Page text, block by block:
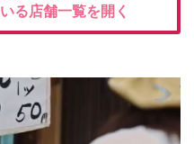
る店舗一覧を開く